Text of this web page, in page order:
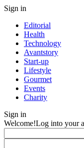
Sign in
Editorial
Health
Technology
Avantstory
Start-up
Lifestyle
Gourmet
Events
Charity
Sign in
Welcome!Log into your